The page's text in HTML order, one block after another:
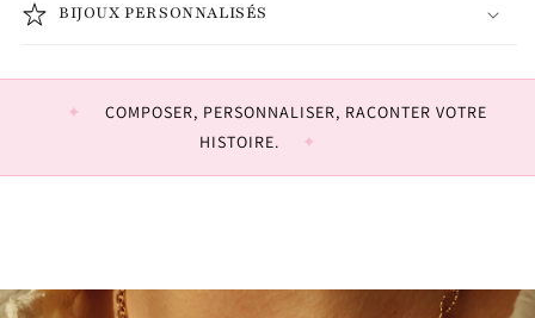
BIJOUX PERSONNALISÉS
COMPOSER, PERSONNALISER, RACONTER VOTRE
HISTOIRE.